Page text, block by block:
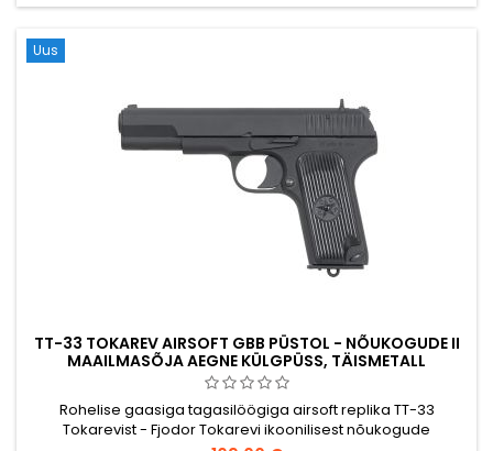
Uus
TT-33 TOKAREV AIRSOFT GBB PÜSTOL - NÕUKOGUDE II
MAAILMASÕJA AEGNE KÜLGPÜSS, TÄISMETALL
Rohelise gaasiga tagasilöögiga airsoft replika TT-33
Tokarevist - Fjodor Tokarevi ikoonilisest nõukogude